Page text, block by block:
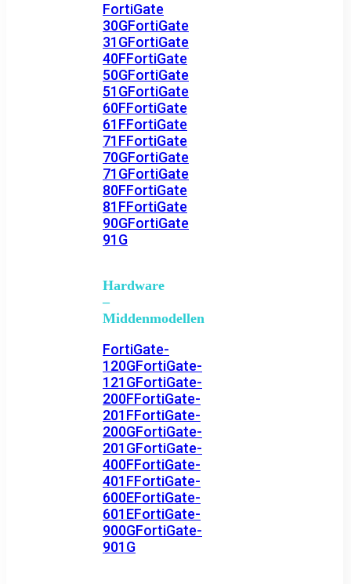
FortiGate
30GFortiGate
31GFortiGate
40FFortiGate
50GFortiGate
51GFortiGate
60FFortiGate
61FFortiGate
71FFortiGate
70GFortiGate
71GFortiGate
80FFortiGate
81FFortiGate
90GFortiGate
91G
Hardware
–
Middenmodellen
FortiGate-
120GFortiGate-
121GFortiGate-
200FFortiGate-
201FFortiGate-
200GFortiGate-
201GFortiGate-
400FFortiGate-
401FFortiGate-
600EFortiGate-
601EFortiGate-
900GFortiGate-
901G